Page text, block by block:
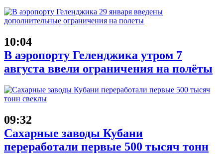
10:04
В аэропорту Геленджика утром 7
августа ввели ограничения на полёты
09:32
Сахарные заводы Кубани
переработали первые 500 тысяч тонн